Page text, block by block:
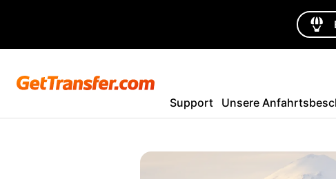
Support Unsere